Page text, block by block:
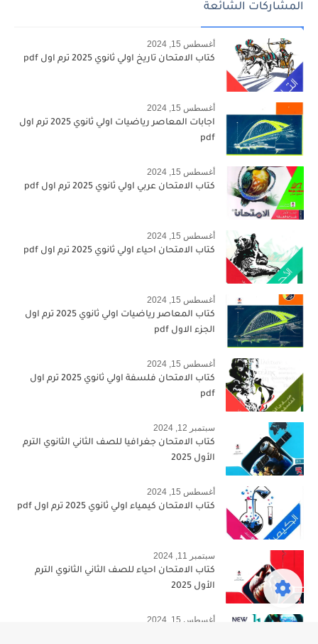
المشاركات الشائعة
أغسطس 15, 2024
كتاب الامتحان تاريخ اولي ثانوي 2025 ترم اول pdf
أغسطس 15, 2024
اجابات المعاصر رياضيات اولي ثانوي 2025 ترم اول
pdf
أغسطس 15, 2024
كتاب الامتحان عربي اولي ثانوي 2025 ترم اول pdf
أغسطس 15, 2024
كتاب الامتحان احياء اولي ثانوي 2025 ترم اول pdf
أغسطس 15, 2024
كتاب المعاصر رياضيات اولي ثانوي 2025 ترم اول
الجزء الاول pdf
أغسطس 15, 2024
كتاب الامتحان فلسفة اولي ثانوي 2025 ترم اول
pdf
سبتمبر 12, 2024
كتاب الامتحان جغرافيا للصف الثاني الثانوي الترم
الأول 2025
أغسطس 15, 2024
كتاب الامتحان كيمياء اولي ثانوي 2025 ترم اول pdf
سبتمبر 11, 2024
كتاب الامتحان احياء للصف الثاني الثانوي الترم
الأول 2025
أغسطس 15, 2024